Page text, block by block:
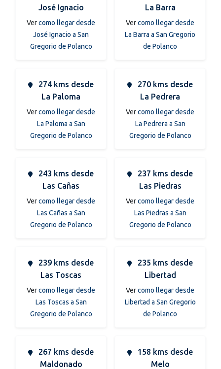
José Ignacio
Vercomo llegar desde
José Ignacio a San
Gregorio de Polanco
La Barra
Vercomo llegar desde
La Barra a San Gregorio
de Polanco
274 kms desde
La Paloma
Vercomo llegar desde
La Paloma a San
Gregorio de Polanco
270 kms desde
La Pedrera
Vercomo llegar desde
La Pedrera a San
Gregorio de Polanco
243 kms desde
Las Cañas
Vercomo llegar desde
Las Cañas a San
Gregorio de Polanco
237 kms desde
Las Piedras
Vercomo llegar desde
Las Piedras a San
Gregorio de Polanco
239 kms desde
Las Toscas
Vercomo llegar desde
Las Toscas a San
Gregorio de Polanco
235 kms desde
Libertad
Vercomo llegar desde
Libertad a San Gregorio
de Polanco
267 kms desde
Maldonado
158 kms desde
Melo